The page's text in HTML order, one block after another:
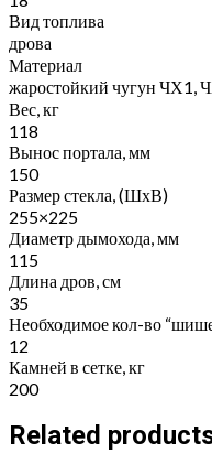
Вид топлива
дрова
Материал
жаростойкий чугун ЧХ1,
Вес, кг
118
Вынос портала, мм
150
Размер стекла, (ШхВ)
255×225
Диаметр дымохода, мм
115
Длина дров, см
35
Необходимое кол-во
12
Камней в сетке, кг
200
Related